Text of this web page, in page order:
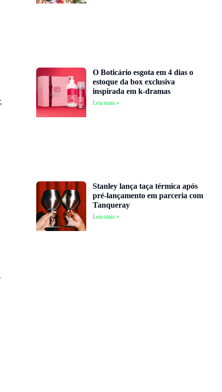
O Boticário esgota em 4 dias o
estoque da box exclusiva
inspirada em k-dramas
Leia mais »
Stanley lança taça térmica após
pré-lançamento em parceria com
Tanqueray
Leia mais »